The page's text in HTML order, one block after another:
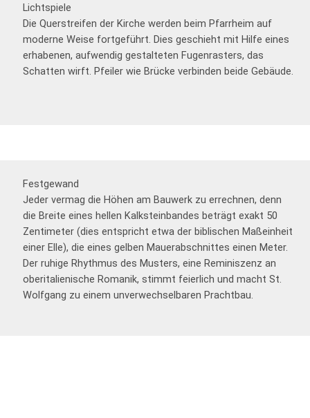
Lichtspiele
Die Querstreifen der Kirche werden beim Pfarrheim auf
moderne Weise fortgeführt. Dies geschieht mit Hilfe eines
erhabenen, aufwendig gestalteten Fugenrasters, das
Schatten wirft. Pfeiler wie Brücke verbinden beide Gebäude.
Festgewand
Jeder vermag die Höhen am Bauwerk zu errechnen, denn
die Breite eines hellen Kalksteinbandes beträgt exakt 50
Zentimeter (dies entspricht etwa der biblischen Maßeinheit
einer Elle), die eines gelben Mauerabschnittes einen Meter.
Der ruhige Rhythmus des Musters, eine Reminiszenz an
oberitalienische Romanik, stimmt feierlich und macht St.
Wolfgang zu einem unverwechselbaren Prachtbau.